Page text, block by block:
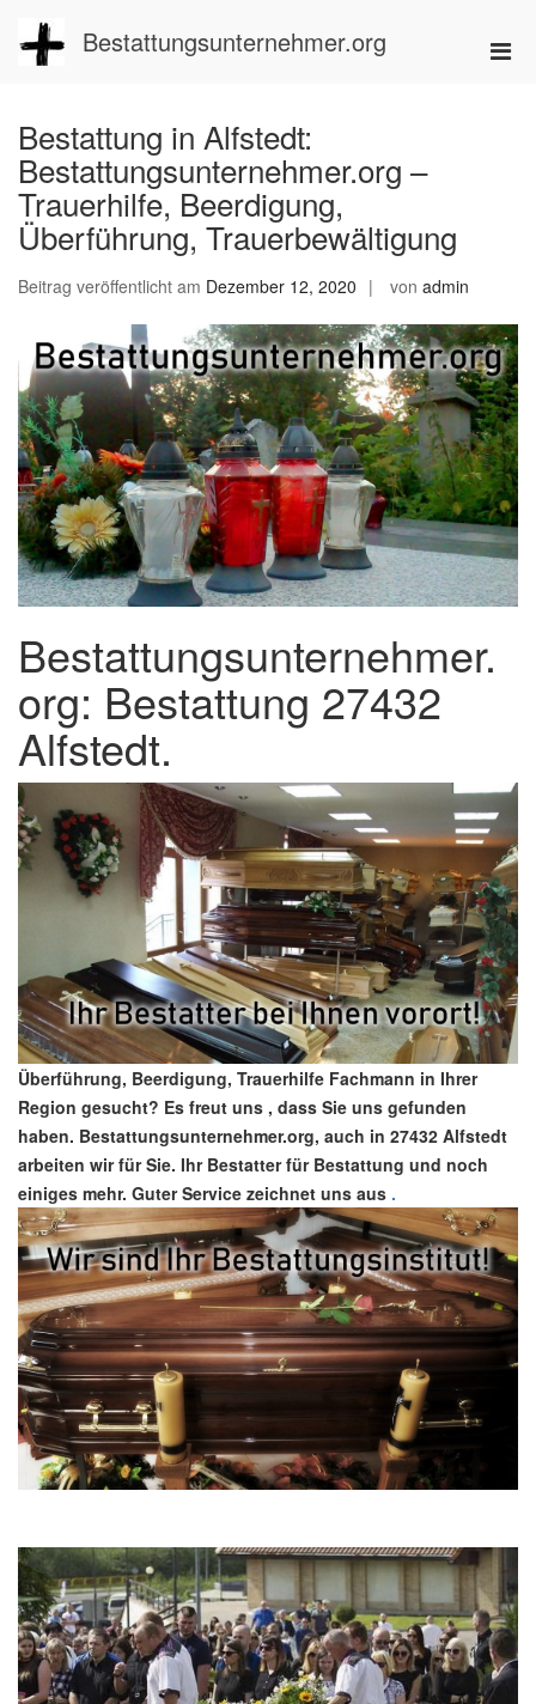
Inhalt
springen
Bestattungsunternehmer.org
Bestattung in Alfstedt:
Bestattungsunternehmer.org –
Trauerhilfe, Beerdigung,
Überführung, Trauerbewältigung
Beitrag veröffentlicht am Dezember 12, 2020 von admin
Bestattungsunternehmer.
org: Bestattung 27432
Alfstedt.
Überführung, Beerdigung, Trauerhilfe Fachmann in Ihrer
Region gesucht? Es freut uns , dass Sie uns gefunden
haben. Bestattungsunternehmer.org, auch in 27432 Alfstedt
arbeiten wir für Sie. Ihr Bestatter für Bestattung und noch
einiges mehr. Guter Service zeichnet uns aus .